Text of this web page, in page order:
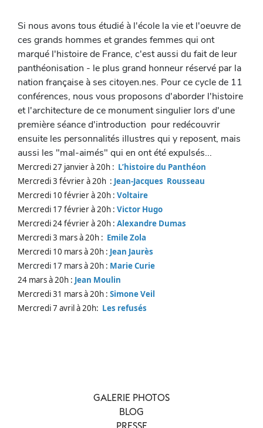
Si nous avons tous étudié à l'école la vie et l'oeuvre de
ces grands hommes et grandes femmes qui ont
marqué l'histoire de France, c'est aussi du fait de leur
panthéonisation - le plus grand honneur réservé par la
nation française à ses citoyen.nes. Pour ce cycle de 11
conférences, nous vous proposons d'aborder l'histoire
et l'architecture de ce monument singulier lors d'une
première séance d'introduction pour redécouvrir
ensuite les personnalités illustres qui y reposent, mais
aussi les "mal-aimés" qui en ont été expulsés...
Mercredi 27 janvier à 20h : L’histoire du Panthéon
Mercredi 3 février à 20h : Jean-Jacques Rousseau
Mercredi 10 février à 20h : Voltaire
Mercredi 17 février à 20h : Victor Hugo
Mercredi 24 février à 20h : Alexandre Dumas
Mercredi 3 mars à 20h : Emile Zola
Mercredi 10 mars à 20h : Jean Jaurès
Mercredi 17 mars à 20h : Marie Curie
24 mars à 20h : Jean Moulin
Mercredi 31 mars à 20h : Simone Veil
Mercredi 7 avril à 20h: Les refusés
GALERIE PHOTOS
BLOG
PRESSE